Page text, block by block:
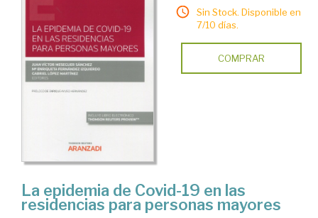
Sin Stock. Disponible en
7/10 días.
COMPRAR
La epidemia de Covid-19 en las
residencias para personas mayores